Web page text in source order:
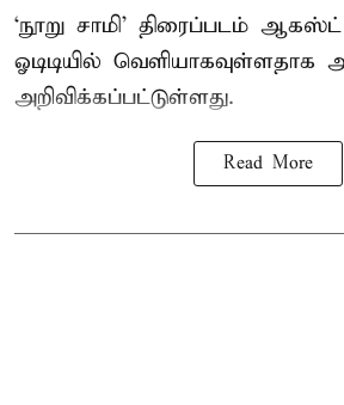
‘நூறு சாமி’ திரைப்படம்
ஓடிடியில் வெளியாகவுள்ளதாக
அறிவிக்கப்பட்டுள்ளது.
Read More